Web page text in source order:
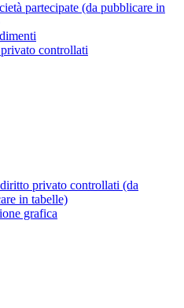
partecipate (da pubblicare in
controllati
privato controllati (da
in tabelle)
grafica